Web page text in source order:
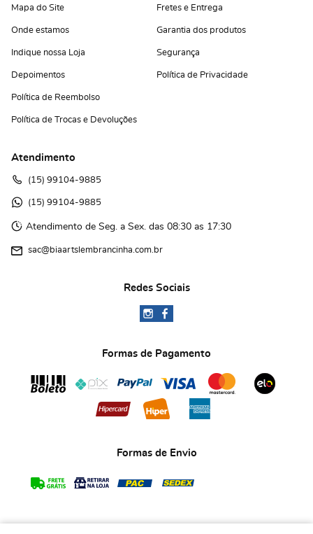
Mapa do Site
Onde estamos
Indique nossa Loja
Depoimentos
Política de Reembolso
Política de Trocas e Devoluções
Fretes e Entrega
Garantia dos produtos
Segurança
Política de Privacidade
Atendimento
(15) 99104-9885
(15) 99104-9885
Atendimento de Seg. a Sex. das 08:30 as 17:30
sac@biaartslembrancinha.com.br
Redes Sociais
Formas de Pagamento
Formas de Envio